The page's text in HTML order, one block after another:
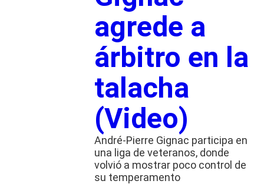
agrede a
árbitro en la
talacha
(Video)
André-Pierre Gignac participa en
una liga de veteranos, donde
volvió a mostrar poco control de
su temperamento